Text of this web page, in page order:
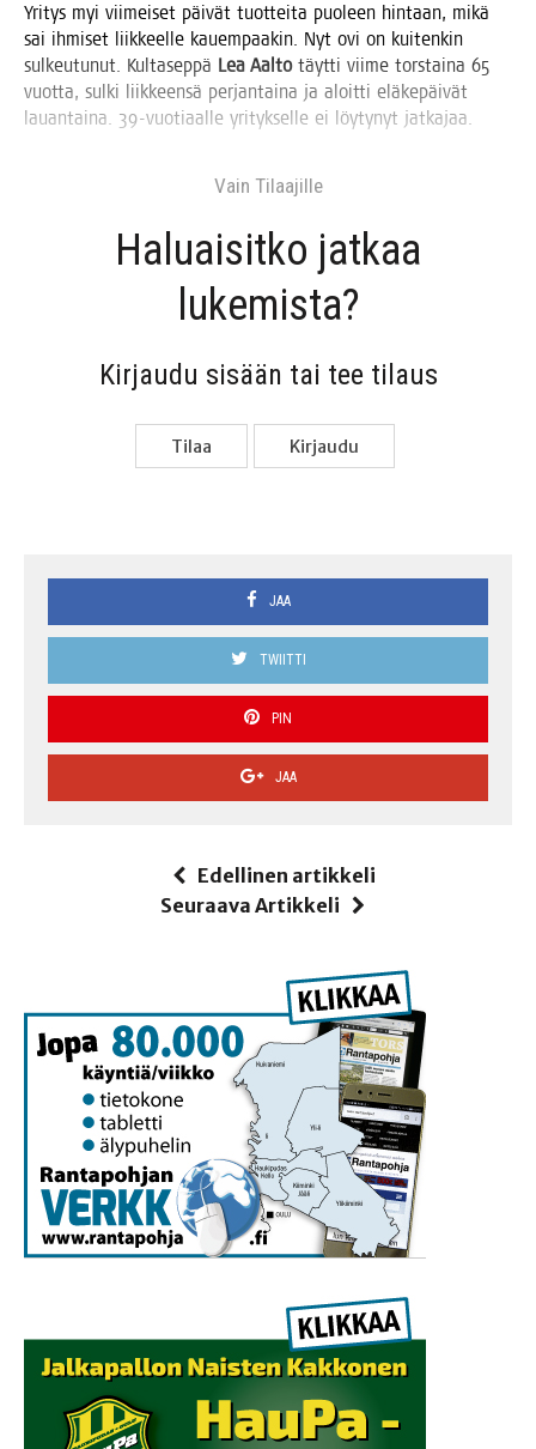
Yri­tys myi vii­mei­set päi­vät tuot­tei­ta puo­leen hin­taan, mikä
sai ihmi­set liik­keel­le kau­em­paa­kin. Nyt ovi on kui­ten­kin
sul­keu­tu­nut. Kul­ta­sep­pä Lea Aal­totäyt­ti vii­me tors­tai­na 65
vuot­ta, sul­ki liik­keen­sä per­jan­tai­na ja aloit­ti elä­ke­päi­vät
lau­an­tai­na. 39-vuo­ti­aal­le yri­tyk­sel­le ei löy­ty­nyt jatkajaa.
Vain Tilaa­jil­le
Haluai­sit­ko jat­kaa
lukemista?
Kir­jau­du sisään tai tee tilaus
Tilaa Kir­jau­du
JAA
TWIITTI
PIN
JAA
Edellinen artikkeli
Seuraava Artikkeli